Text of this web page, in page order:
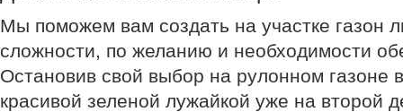
Мы поможем вам создать на участке газон
сложности, по желанию и необходимости
Остановив свой выбор на рулонном газоне
красивой зеленой лужайкой уже на второй